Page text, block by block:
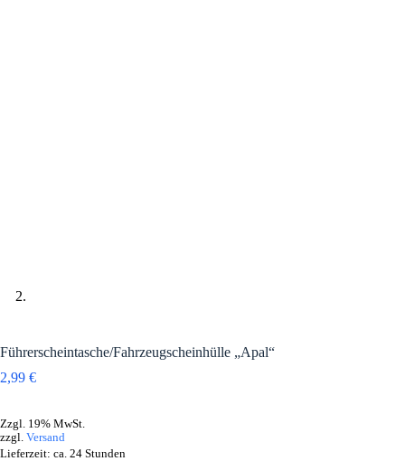
Führerscheintasche/Fahrzeugscheinhülle „Apal“
2,99 €
Zzgl. 19% MwSt.
zzgl. Versand
Lieferzeit: ca. 24 Stunden